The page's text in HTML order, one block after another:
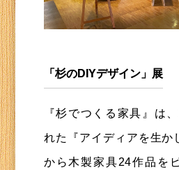
「杉のDIYデザイン」展
『杉でつくる家具』は
れた『アイディアを生か
から木製家具24作品を